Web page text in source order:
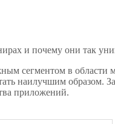
и почему они так
сегментом в области
наилучшим образом.
приложений.